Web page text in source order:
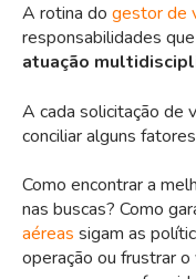
A rotina do gestor de
responsabilidades
atuação
A cada solicitação de
conciliar alguns
Como encontrar a
nas buscas? Como
aéreas sigam as
operação ou frustrar o